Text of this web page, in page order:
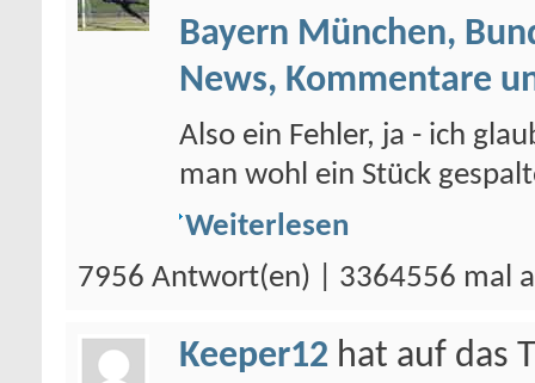
Bayern München,
News, Kommentare
Also ein Fehler, ja - ich
man wohl ein Stück
Weiterlesen
7956 Antwort(en) | 3364556 mal
Keeper12 hat auf das